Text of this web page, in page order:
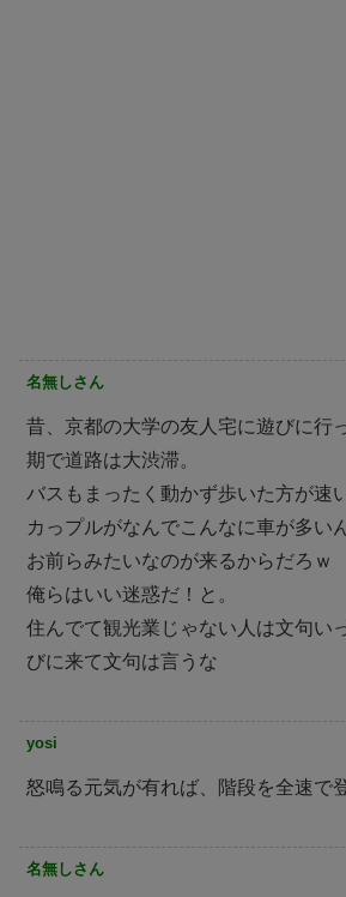
名無しさん
昔、京都の大学の友人宅に遊びに行
期で道路は大渋滞。
バスもまったく動かず歩いた方が速
カっプルがなんでこんなに車が多い
お前らみたいなのが来るからだろｗ
俺らはいい迷惑だ！と。
住んでて観光業じゃない人は文句い
びに来て文句は言うな
yosi
怒鳴る元気が有れば、階段を全速で
名無しさん